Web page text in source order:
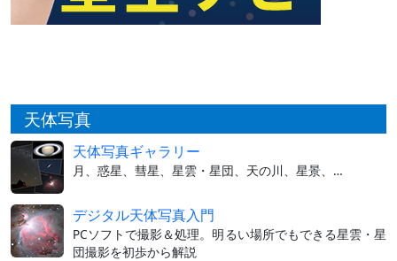
天体写真
天体写真ギャラリー
月、惑星、彗星、星雲・星団、天の川、星景、…
デジタル天体写真入門
PCソフトで撮影＆処理。明るい場所でもできる星雲・星
団撮影を初歩から解説